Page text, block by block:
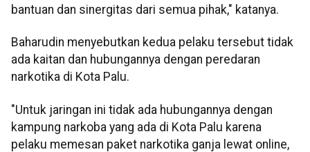
bantuan dan sinergitas dari semua pihak," katanya.
Baharudin menyebutkan kedua pelaku tersebut tidak
ada kaitan dan hubungannya dengan peredaran
narkotika di Kota Palu.
"Untuk jaringan ini tidak ada hubungannya dengan
kampung narkoba yang ada di Kota Palu karena
pelaku memesan paket narkotika ganja lewat online,